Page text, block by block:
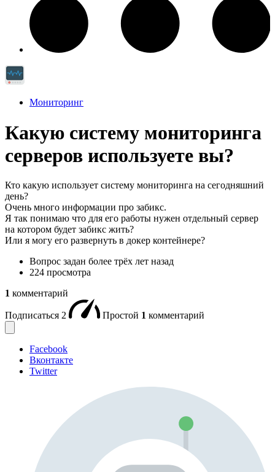
Мониторинг
Какую систему мониторинга
серверов используете вы?
Кто какую использует систему мониторинга на сегодняшний
день?
Очень много информации про забикс.
Я так понимаю что для его работы нужен отдельный сервер
на котором будет забикс жить?
Или я могу его развернуть в докер контейнере?
Вопрос задан более трёх лет назад
224 просмотра
1 комментарий
Подписаться 2 Простой 1 комментарий
Facebook
Вконтакте
Twitter